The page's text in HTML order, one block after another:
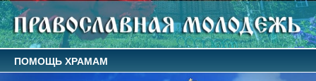
ПОМОЩЬ ХРАМАМ